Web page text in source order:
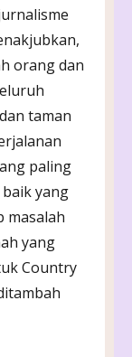
orang dan
taman
paling
yang
masalah
yang
Country